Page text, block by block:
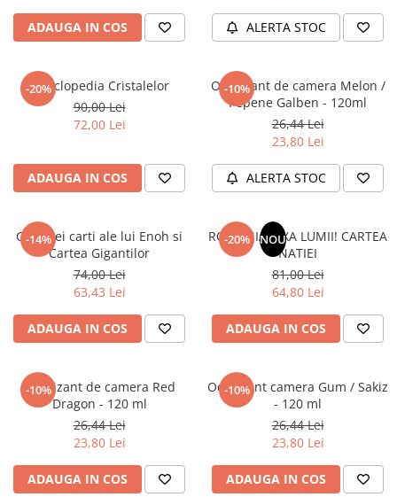
Sport
Terapii Alternative
AudioBook
Beletristica
Carti erotice
Adult
Crime, Thriller, Mistery
Literatura Romana
Poezie
romantice
Senzatii/Dragoste
Senzatii/Erotic
Senzatii/Thriller
ADAUGA IN COS ALERTA STOC
-20%
Enciclopedia Cristalelor
90,00 Lei
72,00 Lei
ADAUGA IN COS
-10%
Odorizant de camera Melon /
Pepene Galben - 120ml
26,44 Lei
23,80 Lei
ALERTA STOC
-14%
Cele trei carti ale lui Enoh si
Cartea Gigantilor
74,00 Lei
63,43 Lei
ADAUGA IN COS
-20% NOU
ROMANIA, AXA LUMII! CARTEA
NATIEI
81,00 Lei
64,80 Lei
ADAUGA IN COS
-10%
Odorizant de camera Red
Dragon - 120 ml
26,44 Lei
23,80 Lei
ADAUGA IN COS
-10%
Odorizant camera Gum / Sakiz
- 120 ml
26,44 Lei
23,80 Lei
ADAUGA IN COS